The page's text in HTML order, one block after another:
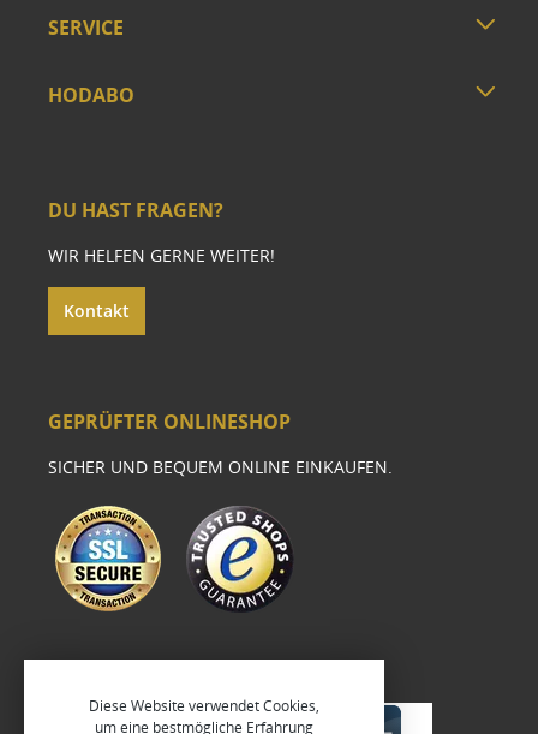
SERVICE
HODABO
DU HAST FRAGEN?
WIR HELFEN GERNE WEITER!
Kontakt
GEPRÜFTER ONLINESHOP
SICHER UND BEQUEM ONLINE EINKAUFEN.
Diese Website verwendet Cookies,
um eine bestmögliche Erfahrung